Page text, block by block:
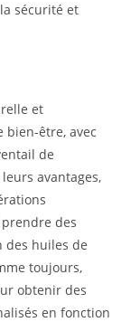
sécurité et
et
bien-être, avec
de
avantages,
des
des huiles de
toujours,
obtenir des
en fonction